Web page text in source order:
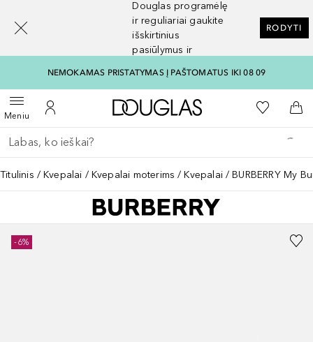
Douglas programėlę
ir reguliariai gaukite
išskirtinius
pasiūlymus ir
RODYTI
NEMOKAMAS PRISTATYMAS Į PAŠTOMATUS IKI 08 09
MeniuAtidaryti meniuĮ mano paskyrą
Į Douglas pagrindinį
Į mano
Į
Grįžk atgal
Vykdykite paiešką
Titulinis Kvepalai Kvepalai moterims Kvepalai BURBERRY My
-6%
[navigation.slideout.screenreader]